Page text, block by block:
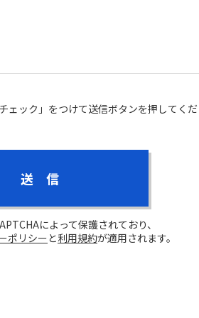
ェック」をつけて送信ボタンを押してく
によって保護されており、
ポリシーと利用規約が適用されます。